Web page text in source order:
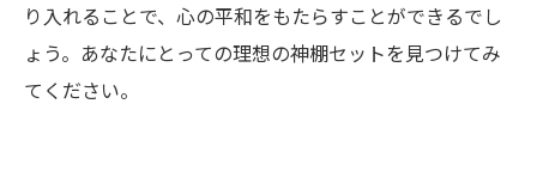
り入れることで、心の平和をもたらすことができるでし
ょう。あなたにとっての理想の神棚セットを見つけてみ
てください。